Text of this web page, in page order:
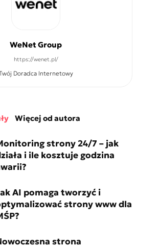
WeNet Group
https://wenet.pl/
Doradca Internetowy
więcej od autora
strony 24/7 – jak
i ile kosztuje godzina
AI pomaga tworzyć i
strony www dla
strona